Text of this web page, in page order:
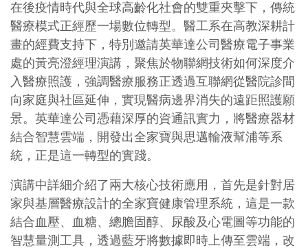
在後疫情時代與全球高齡化社會的雙重夾擊下，傳統
醫療模式正經歷一場數位轉型。醫工系在高教深耕計
畫的經費支持下，特別邀請英華達公司醫療電子事業
處的黃亮澄經理演講，聚焦於物聯網技術如何深度介
入醫療照護，強調醫療服務正透過互聯網從醫院診間
向家庭與社區延伸，實現醫病邊界消失的遠距照護願
景。英華達公司憑藉深厚的資通訊實力，將醫療器材
結合智慧雲端，開發出全家寶與思邁輸液幫浦等系
統，正是這一轉型的實踐。
演講中詳細介紹了兩大核心技術應用，首先是針對居
家與基層醫療設計的全家寶健康管理系統，這是一款
結合血壓、血糖、總膽固醇、尿酸及心電圖等功能的
智慧量測工具，透過藍牙將數據即時上傳至雲端，改